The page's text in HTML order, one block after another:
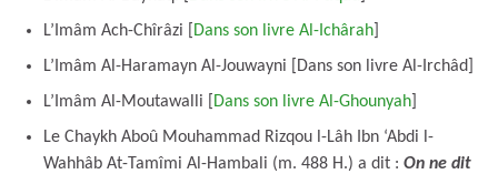
L’Imâm Ach-Chîrâzi [
Dans son livre Al-Ichârah
L’Imâm Al-Haramayn Al-Jouwayni [Dans son livre Al-Irchâd]
L’Imâm Al-Moutawalli [
Dans son livre Al-Ghounyah
Le Chaykh Aboû Mouhammad Rizqou l-Lâh Ibn ‘Abdi l-
Wahhâb At-Tamîmi Al-Hambali (m. 488 H.) a dit : On ne dit